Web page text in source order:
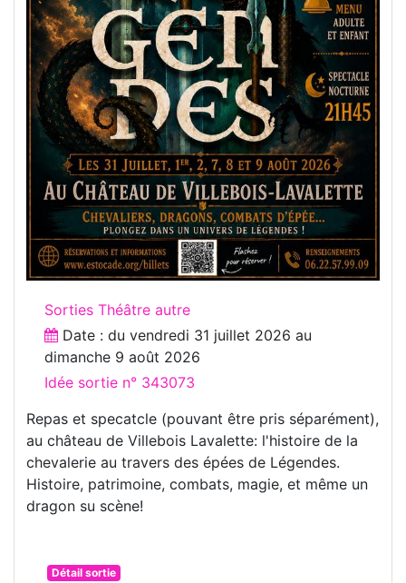
Sorties Théâtre autre
Date : du vendredi 31 juillet 2026 au
dimanche 9 août 2026
Idée sortie n° 343073
Repas et specatcle (pouvant être pris séparément),
au château de Villebois Lavalette: l'histoire de la
chevalerie au travers des épées de Légendes.
Histoire, patrimoine, combats, magie, et même un
dragon su scène!
Détail sortie